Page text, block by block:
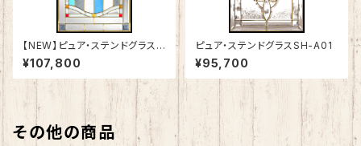
【NEW】ピュア・ステンドグラスS
H-A51
¥107,800
ピュア・ステンドグラスSH-A01
¥95,700
その他の商品